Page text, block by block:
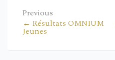
Previous
← Résultats OMNIUM
Jeunes